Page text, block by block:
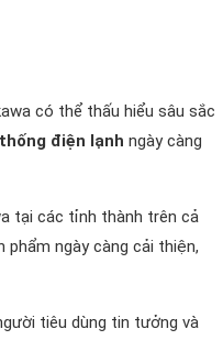
có thể thấu hiểu sâu sắc
điện lạnh ngày càng
tại các tỉnh thành trên cả
ngày càng cải thiện,
tiêu dùng tin tưởng và